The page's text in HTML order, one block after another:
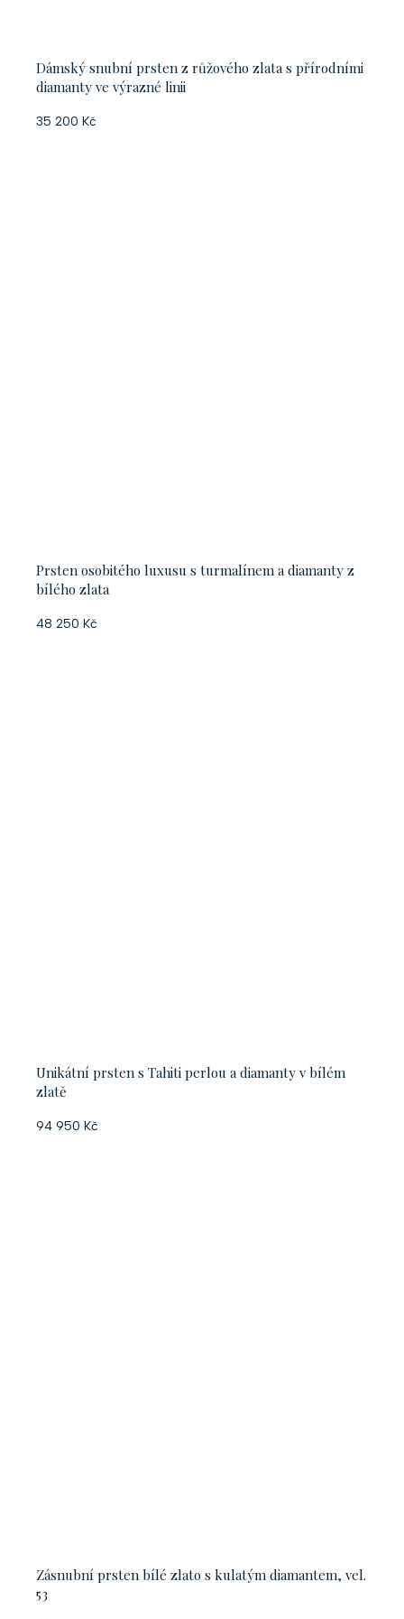
Dámský snubní prsten z růžového zlata s přírodními
diamanty ve výrazné linii
35 200 Kč
Prsten osobitého luxusu s turmalínem a diamanty z
bílého zlata
48 250 Kč
Unikátní prsten s Tahiti perlou a diamanty v bílém
zlatě
94 950 Kč
Zásnubní prsten bílé zlato s kulatým diamantem, vel.
53